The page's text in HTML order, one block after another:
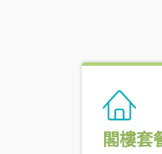
閣樓套